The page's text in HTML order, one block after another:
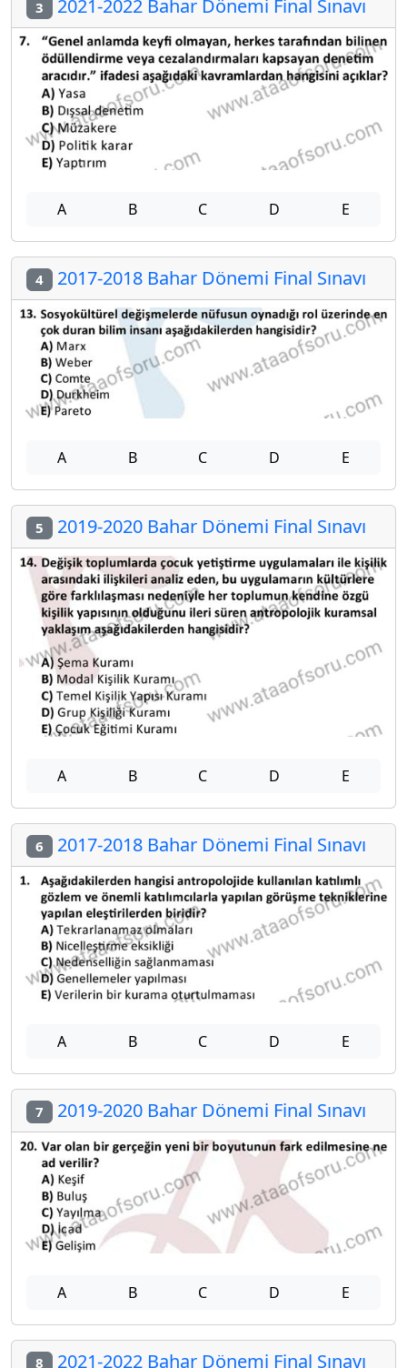
3 2021-2022 Bahar Dönemi Final Sınavı
A B C D E
4 2017-2018 Bahar Dönemi Final Sınavı
A B C D E
5 2019-2020 Bahar Dönemi Final Sınavı
A B C D E
6 2017-2018 Bahar Dönemi Final Sınavı
A B C D E
7 2019-2020 Bahar Dönemi Final Sınavı
A B C D E
8 2021-2022 Bahar Dönemi Final Sınavı